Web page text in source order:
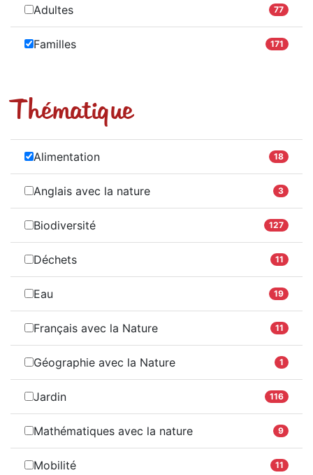
Adultes 77
Familles 171
Thématique
Alimentation 18
Anglais avec la nature 3
Biodiversité 127
Déchets 11
Eau 19
Français avec la Nature 11
Géographie avec la Nature 1
Jardin 116
Mathématiques avec la nature 9
Mobilité 11